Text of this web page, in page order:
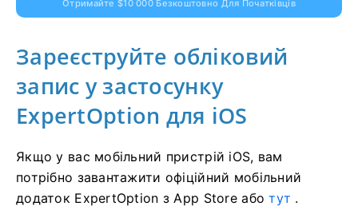
Отримайте $10 000 Безкоштовно Для Початківців
Зареєструйте обліковий
запис у застосунку
ExpertOption для iOS
Якщо у вас мобільний пристрій iOS, вам
потрібно завантажити офіційний мобільний
додаток ExpertOption з App Store аботут .